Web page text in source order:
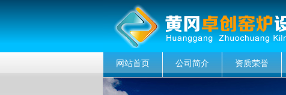
网站首页 公司简介 资质荣誉
菜单名称